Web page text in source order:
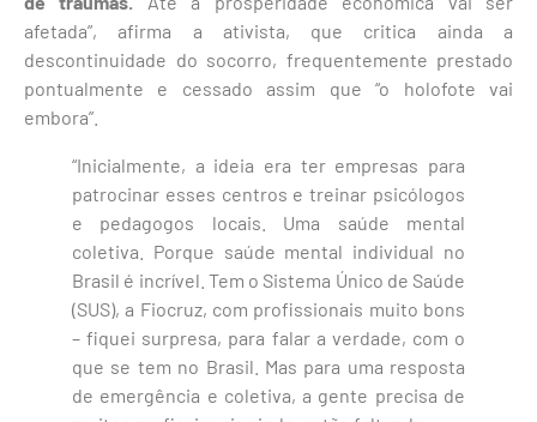
afetada”, afirma a ativista, que critica ainda a
descontinuidade do socorro, frequentemente prestado
pontualmente e cessado assim que “o holofote vai
embora”.
“Inicialmente, a ideia era ter empresas para
patrocinar esses centros e treinar psicólogos
e pedagogos locais. Uma saúde mental
coletiva. Porque saúde mental individual no
Brasil é incrível. Tem o Sistema Único de Saúde
(SUS), a Fiocruz, com profissionais muito bons
– fiquei surpresa, para falar a verdade, com o
que se tem no Brasil. Mas para uma resposta
de emergência e coletiva, a gente precisa de